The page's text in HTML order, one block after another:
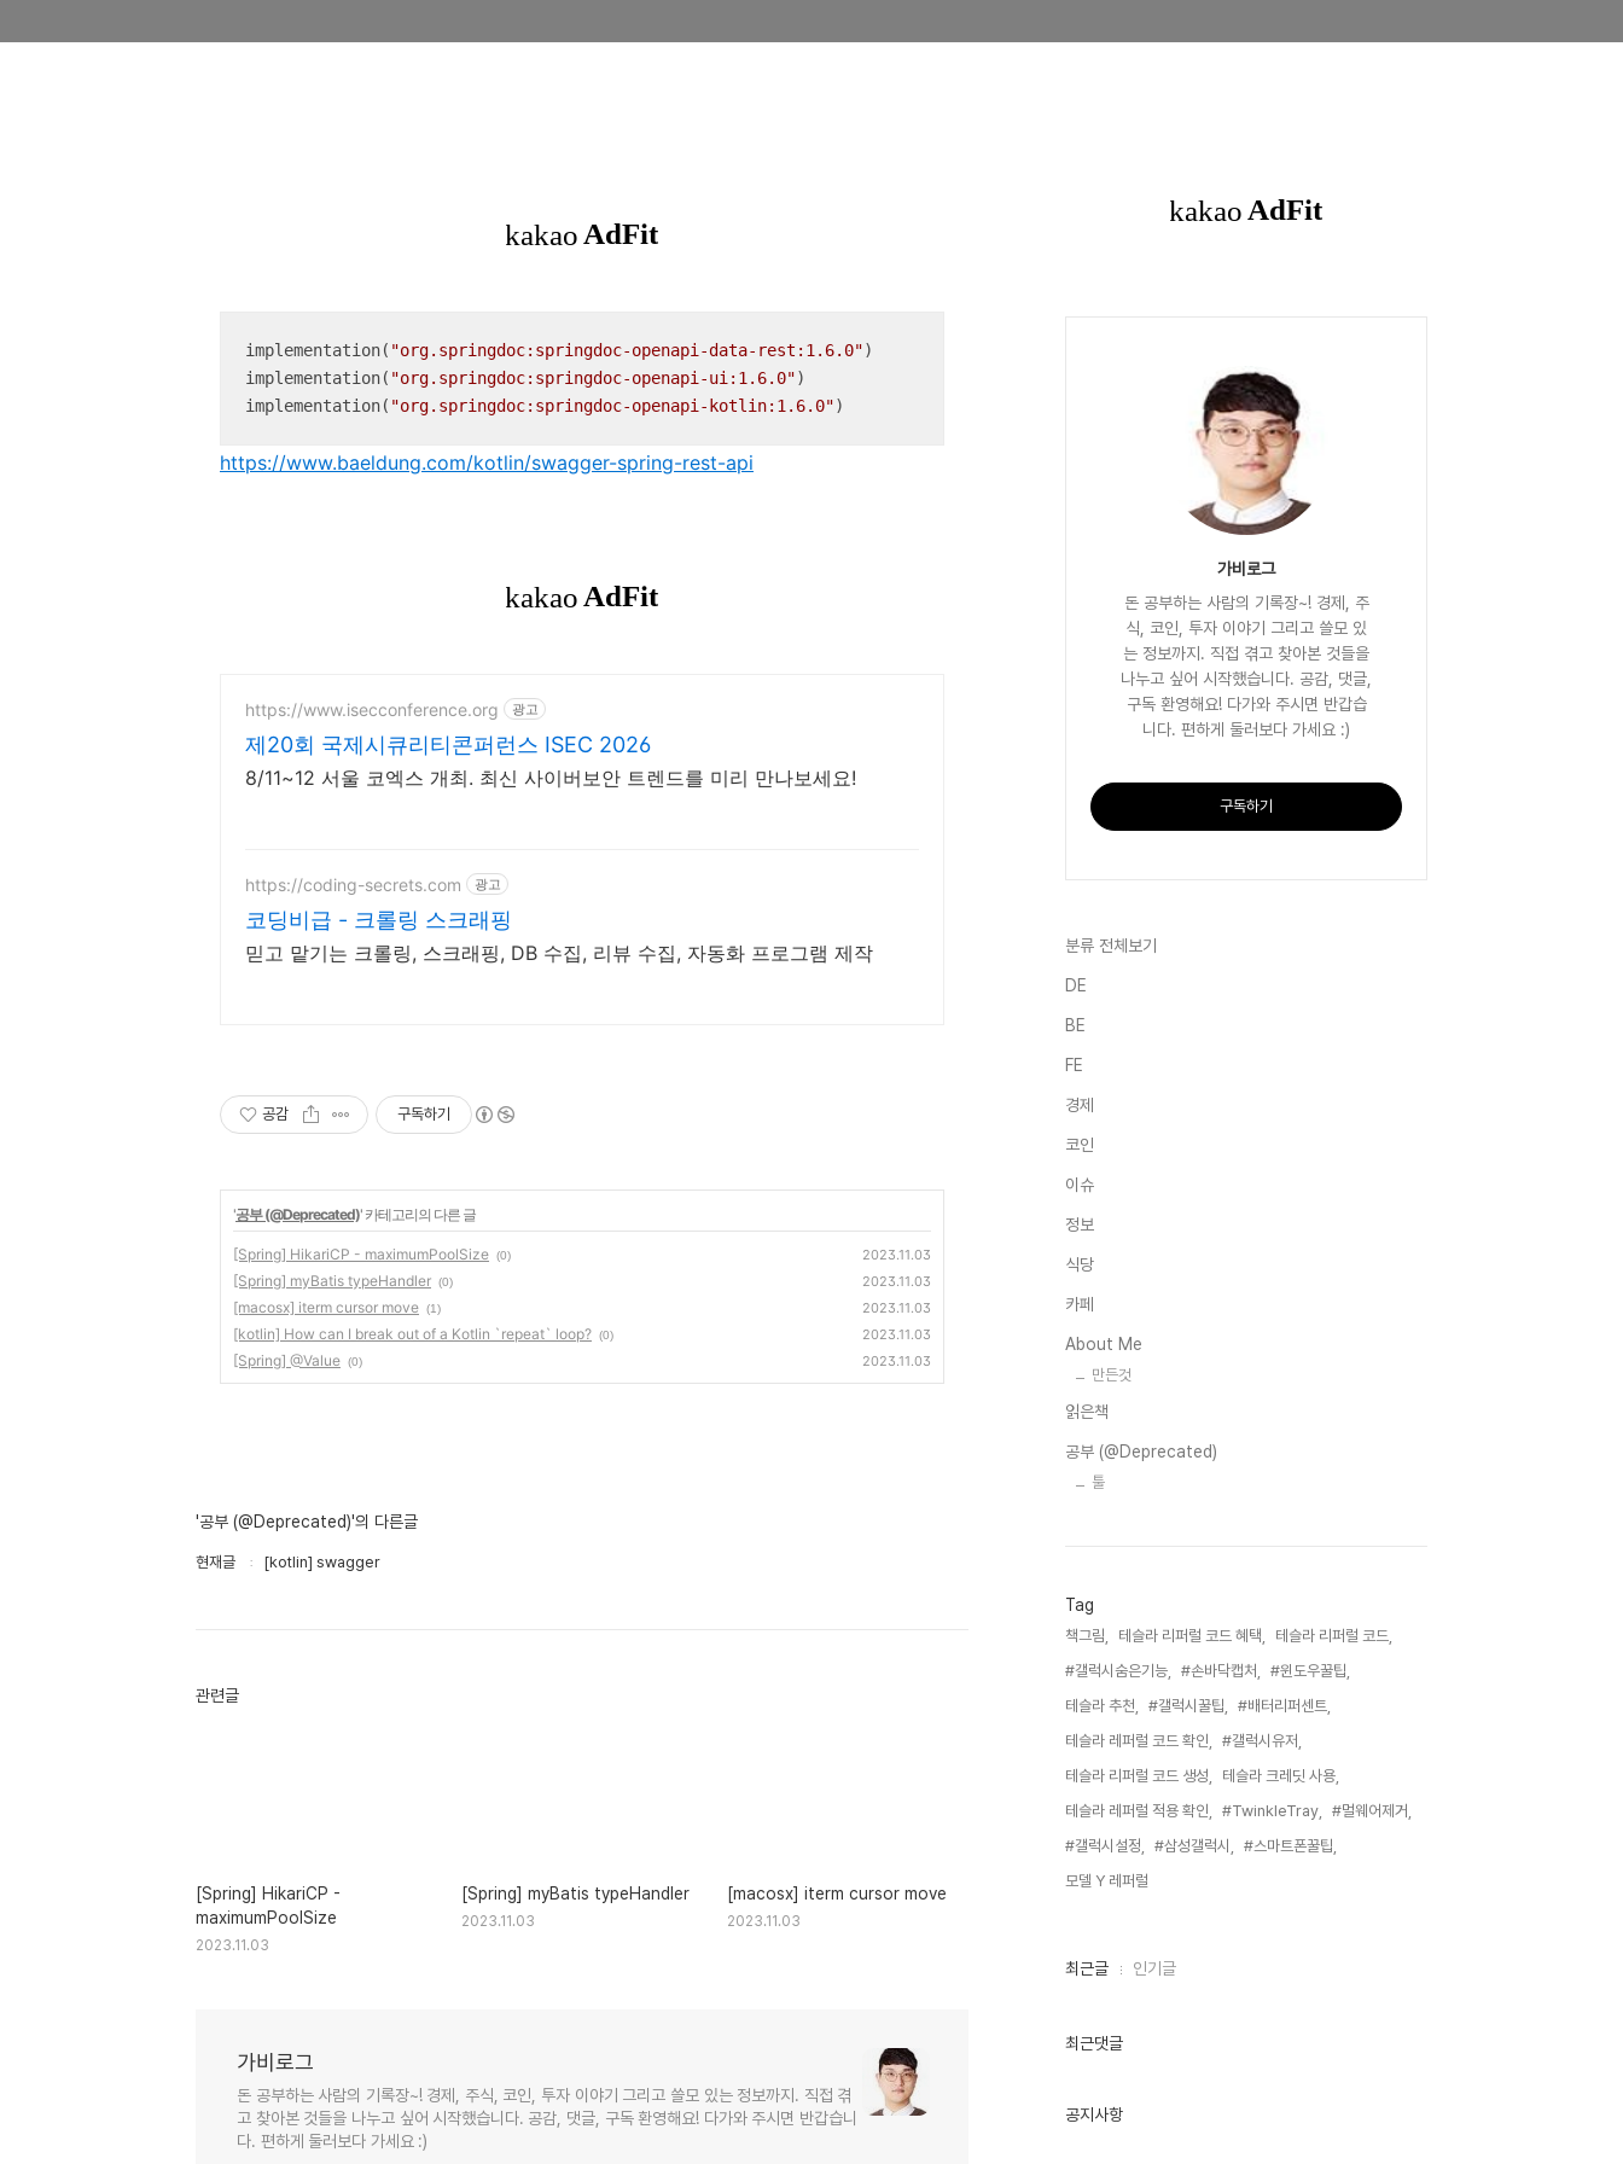
implementation( "org.springdoc:springdoc-openapi-data-rest:1.6.0")
implementation( "org.springdoc:springdoc-openapi-ui:1.6.0")
implementation( "org.springdoc:springdoc-openapi-kotlin:1.6.0")
https://www.baeldung.com/kotlin/swagger-spring-rest-api
https://www.isecconference.org 광고
제20회 국제시큐리티콘퍼런스 ISEC 2026
8/11~12 서울 코엑스 개최. 최신 사이버보안 트렌드를 미리 만나보세요!
https://coding-secrets.com 광고
코딩비급 - 크롤링 스크래핑
믿고 맡기는 크롤링, 스크래핑, DB 수집, 리뷰 수집, 자동화 프로그램 제작
공감 구독하기
'공부 (@Deprecated)' 카테고리의 다른 글
[Spring] HikariCP - maximumPoolSize (0) 2023.11.03
[Spring] myBatis typeHandler (0) 2023.11.03
[macosx] iterm cursor move (1) 2023.11.03
[kotlin] How can I break out of a Kotlin `repeat` loop? (0) 2023.11.03
[Spring] @Value (0) 2023.11.03
'공부 (@Deprecated)'의 다른글
현재글 [kotlin] swagger
관련글
[Spring] HikariCP -
maximumPoolSize
2023.11.03
[Spring] myBatis typeHandler
2023.11.03
[macosx] iterm cursor move
2023.11.03
가비로그
돈 공부하는 사람의 기록장~! 경제, 주식, 코인, 투자 이야기 그리고 쓸모 있는 정보까지. 직접 겪
고 찾아본 것들을 나누고 싶어 시작했습니다. 공감, 댓글, 구독 환영해요! 다가와 주시면 반갑습니
다. 편하게 둘러보다 가세요 :)
가비로그
돈 공부하는 사람의 기록장~! 경제, 주
식, 코인, 투자 이야기 그리고 쓸모 있
는 정보까지. 직접 겪고 찾아본 것들을
나누고 싶어 시작했습니다. 공감, 댓글,
구독 환영해요! 다가와 주시면 반갑습
니다. 편하게 둘러보다 가세요 :)
구독하기
분류 전체보기
DE
BE
FE
경제
코인
이슈
정보
식당
카페
About Me
만든것
읽은책
공부 (@Deprecated)
툴
Tag
책그림, 테슬라 리퍼럴 코드 혜택,
테슬라 리퍼럴 코드,
#갤럭시숨은기능,
#손바닥캡처,
#윈도우꿀팁,
테슬라 추천,
#갤럭시꿀팁,
#배터리퍼센트,
테슬라 레퍼럴 코드 확인,
#갤럭시유저,
테슬라 리퍼럴 코드 생성,
테슬라 크레딧 사용,
테슬라 레퍼럴 적용 확인,
#TwinkleTray,
#멀웨어제거,
#갤럭시설정,
#삼성갤럭시,
#스마트폰꿀팁,
모델 Y 레퍼럴,
최
인
최근글 인기글
최근댓글
공지사항